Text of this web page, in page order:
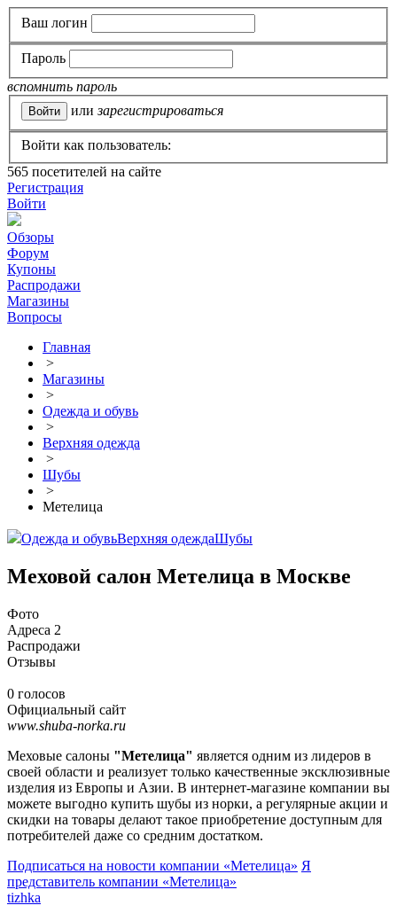
Ваш логин
Пароль
вспомнить пароль
или зарегистрироваться
Войти как пользователь:
565 посетителей на сайте
Регистрация
Войти
Обзоры
Форум
Купоны
Распродажи
Магазины
Вопросы
Главная
>
Магазины
>
Одежда и обувь
>
Верхняя одежда
>
Шубы
>
Метелица
Одежда и обувьВерхняя одеждаШубы
Меховой салон Метелица в Москве
Фото
Адреса 2
Распродажи
Отзывы
0 голосов
Официальный сайт
www.shuba-norka.ru
Меховые салоны "Метелица" является одним из лидеров в
своей области и реализует только качественные эксклюзивные
изделия из Европы и Азии. В интернет-магазине компании вы
можете выгодно купить шубы из норки, а регулярные акции и
скидки на товары делают такое приобретение доступным для
потребителей даже со средним достатком.
Подписаться на новости компании «Метелица» Я
представитель компании «Метелица»
tizhka